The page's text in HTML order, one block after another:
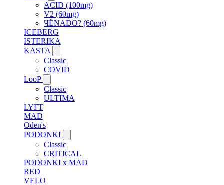
ACID (100mg)
V2 (60mg)
ЧЁNADO? (60mg)
ICEBERG
ISTERIKA
KASTA
Classic
COVID
LooP
Classic
ULTIMA
LYFT
MAD
Oden's
PODONKI
Classic
CRITICAL
PODONKI x MAD
RED
VELO